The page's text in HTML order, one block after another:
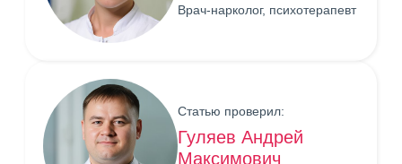
Врач-нарколог, психотерапевт
Статью проверил:
Гуляев Андрей
Максимович